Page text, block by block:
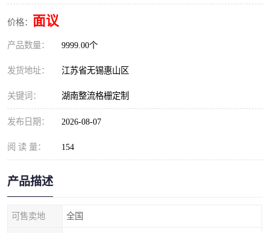
价格： 面议
产品数量： 9999.00个
发货地址： 江苏省无锡惠山区
关键词： 湖南整流格栅定制
发布日期： 2026-08-07
阅 读 量： 154
产品描述
可售卖地 全国